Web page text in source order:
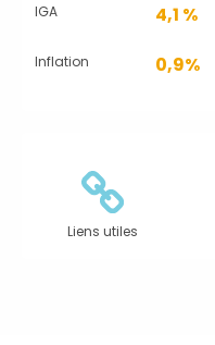
IGA 4,1 %
Inflation
0,9%
Liens utiles